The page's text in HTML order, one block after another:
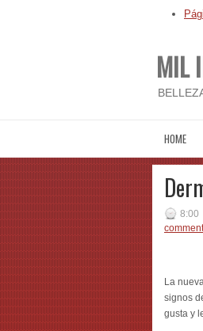
MIL
HOME
8:00
La
signos
gusta y